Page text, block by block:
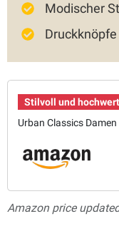
Modischer
Druckknöpfe
Stilvoll und
Urban Classics
Amazon price